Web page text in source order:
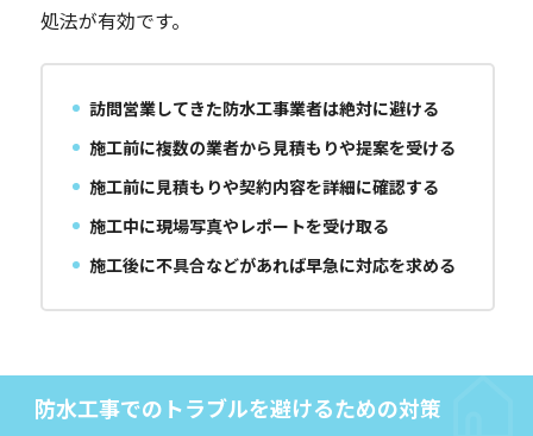
処法が有効です。
訪問営業してきた防水工事業者は絶対に避ける
施工前に複数の業者から見積もりや提案を受ける
施工前に見積もりや契約内容を詳細に確認する
施工中に現場写真やレポートを受け取る
施工後に不具合などがあれば早急に対応を求める
防水工事でのトラブルを避けるための対策